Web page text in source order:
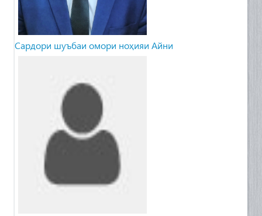
Сардори шуъбаи омори ноҳияи Айни